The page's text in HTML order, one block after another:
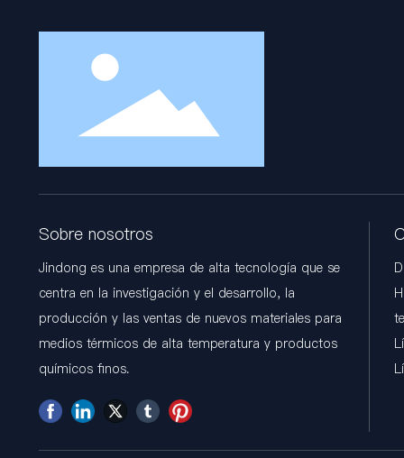
Sobre nosotros
Jindong es una empresa de alta tecnología que se
centra en la investigación y el desarrollo, la
producción y las ventas de nuevos materiales para
medios térmicos de alta temperatura y productos
químicos finos.